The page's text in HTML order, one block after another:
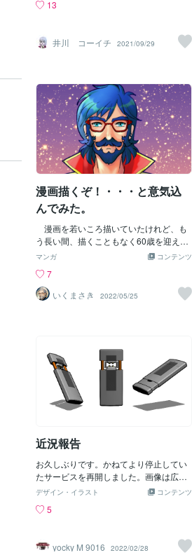
も混然として存在しますが基本的にはマ
なかなか気づきにくいですけどね。他の
飲料や食べ物の「コク」とはまた違いま
しました。やっと漫画のデジタル制作に
かかり始めました。
13
井川 コーイチ 2021/09/29
漫画描くぞ！・・・と意気込
んでみた。
漫画を若いころ描いていたけれど、も
う長い間、描くこともなく60歳を迎えて
しまった。また、昔のように漫画が描き
と違って、頭は回らなくなり、物語を考
えるのが難しくなってきているため、訓
練が必要だと感じている。 アンチエイ
コンテンツ
マンガ
7
いくまさき
2022/05/25
近況報告
お久しぶりです。かねてより停止してい
たサービスを再開しました。画像は広告
用に個人的に作ったイラスト用素材で
わゆるアークライターと呼ばれる代物で
オイルやガスを扱うものが好きなのです
が、こういうデザインなら欲しいなって
コンテンツ
デザイン・イラスト
5
yocky M 9016 2022/02/28